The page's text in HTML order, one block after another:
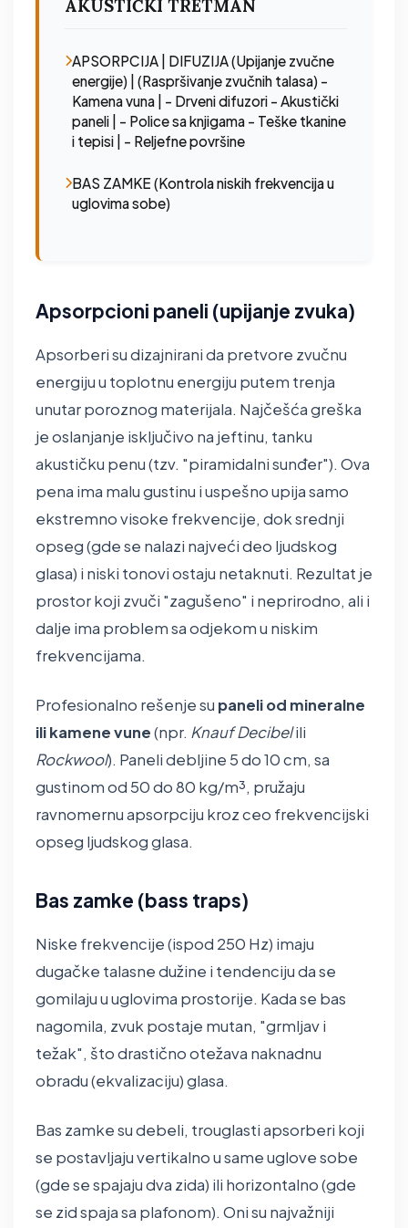
AKUSTIČKI TRETMAN
APSORPCIJA | DIFUZIJA (Upijanje zvučne
energije) | (Raspršivanje zvučnih talasa) -
Kamena vuna | - Drveni difuzori - Akustički
paneli | - Police sa knjigama - Teške tkanine
i tepisi | - Reljefne površine
BAS ZAMKE (Kontrola niskih frekvencija u
uglovima sobe)
Apsorpcioni paneli (upijanje zvuka)
Apsorberi su dizajnirani da pretvore zvučnu
energiju u toplotnu energiju putem trenja
unutar poroznog materijala. Najčešća greška
je oslanjanje isključivo na jeftinu, tanku
akustičku penu (tzv. "piramidalni sunđer"). Ova
pena ima malu gustinu i uspešno upija samo
ekstremno visoke frekvencije, dok srednji
opseg (gde se nalazi najveći deo ljudskog
glasa) i niski tonovi ostaju netaknuti. Rezultat je
prostor koji zvuči "zagušeno" i neprirodno, ali i
dalje ima problem sa odjekom u niskim
frekvencijama.
Profesionalno rešenje su paneli od mineralne
ili kamene vune(npr. Knauf Decibelili
Rockwool). Paneli debljine 5 do 10 cm, sa
gustinom od 50 do 80 kg/m³, pružaju
ravnomernu apsorpciju kroz ceo frekvencijski
opseg ljudskog glasa.
Bas zamke (bass traps)
Niske frekvencije (ispod 250 Hz) imaju
dugačke talasne dužine i tendenciju da se
gomilaju u uglovima prostorije. Kada se bas
nagomila, zvuk postaje mutan, "grmljav i
težak", što drastično otežava naknadnu
obradu (ekvalizaciju) glasa.
Bas zamke su debeli, trouglasti apsorberi koji
se postavljaju vertikalno u same uglove sobe
(gde se spajaju dva zida) ili horizontalno (gde
se zid spaja sa plafonom). Oni su najvažniji